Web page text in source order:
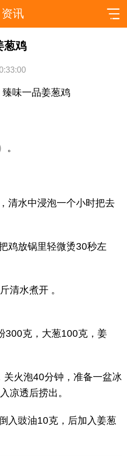
资讯
葱鸡
。
清水中浸泡一个小时把去
鸡放锅里轻微烫30秒左
放35斤清水煮开 。
300克，大葱100克，姜
关火泡40分钟，准备一盆冰
凉透后捞出。
入豉油10克，后加入姜葱